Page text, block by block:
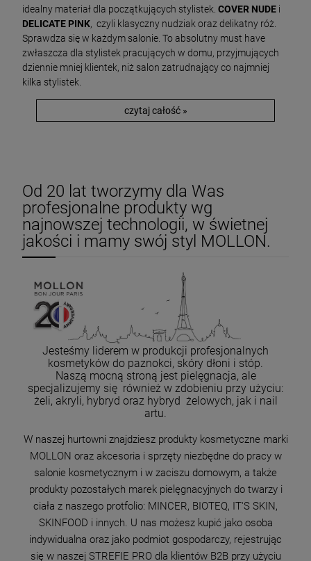
idealny materiał dla początkujących stylistek. COVER NUDE i
DELICATE PINK, czyli klasyczny nudziak oraz delikatny róż.
Sprawdza się w każdym salonie. To absolutny must have
zwłaszcza dla stylistek pracujących w domu, przyjmujących
dziennie mniej klientek, niż salon zatrudnający co najmniej
kilka stylistek.
czytaj całość »
Od 20 lat tworzymy dla Was
profesjonalne produkty wg
najnowszej technologii, w świetnej
jakości i mamy swój styl MOLLON.
Jesteśmy liderem w produkcji profesjonalnych
kosmetyków do paznokci, skóry dłoni i stóp.
Naszą mocną stroną jest pielęgnacja, ale
specjalizujemy się również w zdobieniu przy użyciu:
żeli, akryli, hybryd oraz hybryd żelowych, jak i nail
artu.
W naszej hurtowni znajdziesz produkty kosmetyczne marki
MOLLON oraz akcesoria i sprzęty niezbędne do pracy w
salonie kosmetycznym i w zaciszu domowym, a także
produkty pozostałych marek pielęgnacyjnych do twarzy i
ciała z naszego protfolio: MINCER, BIOTEQ, IT'S SKIN,
SKINFOOD i innych. U nas możesz kupić jako osoba
indywidualna oraz jako podmiot gospodarczy, rejestrując
się w naszej STREFIE PRO dla klientów B2B przy użyciu